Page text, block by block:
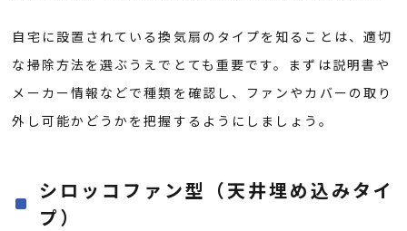
自宅に設置されている換気扇のタイプを知ることは、適切
な掃除方法を選ぶうえでとても重要です。まずは説明書や
メーカー情報などで種類を確認し、ファンやカバーの取り
外し可能かどうかを把握するようにしましょう。
シロッコファン型（天井埋め込みタイ
プ）